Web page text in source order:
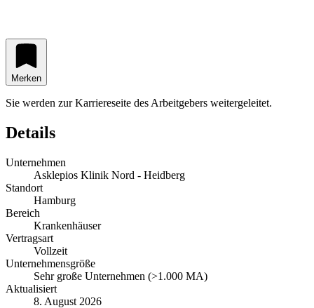
Merken
Sie werden zur Karriereseite des Arbeitgebers weitergeleitet.
Details
Unternehmen
Asklepios Klinik Nord - Heidberg
Standort
Hamburg
Bereich
Krankenhäuser
Vertragsart
Vollzeit
Unternehmensgröße
Sehr große Unternehmen (>1.000 MA)
Aktualisiert
8. August 2026